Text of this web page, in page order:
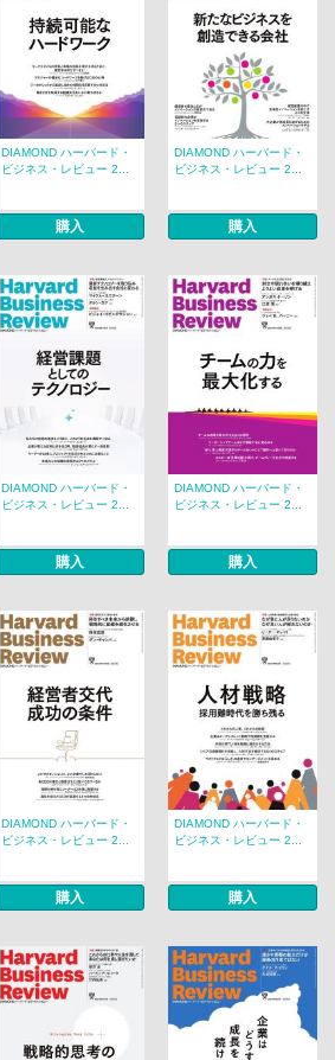
DIAMOND ハーバード・
ビジネス・レビュー 2...
購入
DIAMOND ハーバード・
ビジネス・レビュー 2...
購入
DIAMOND ハーバード・
ビジネス・レビュー 2...
購入
DIAMOND ハーバード・
ビジネス・レビュー 2...
購入
DIAMOND ハーバード・
ビジネス・レビュー 2...
購入
DIAMOND ハーバード・
ビジネス・レビュー 2...
購入